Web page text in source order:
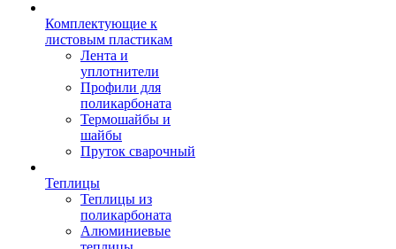
Комплектующие к
листовым пластикам
Лента и
уплотнители
Профили для
поликарбоната
Термошайбы и
шайбы
Пруток сварочный
Теплицы
Теплицы из
поликарбоната
Алюминиевые